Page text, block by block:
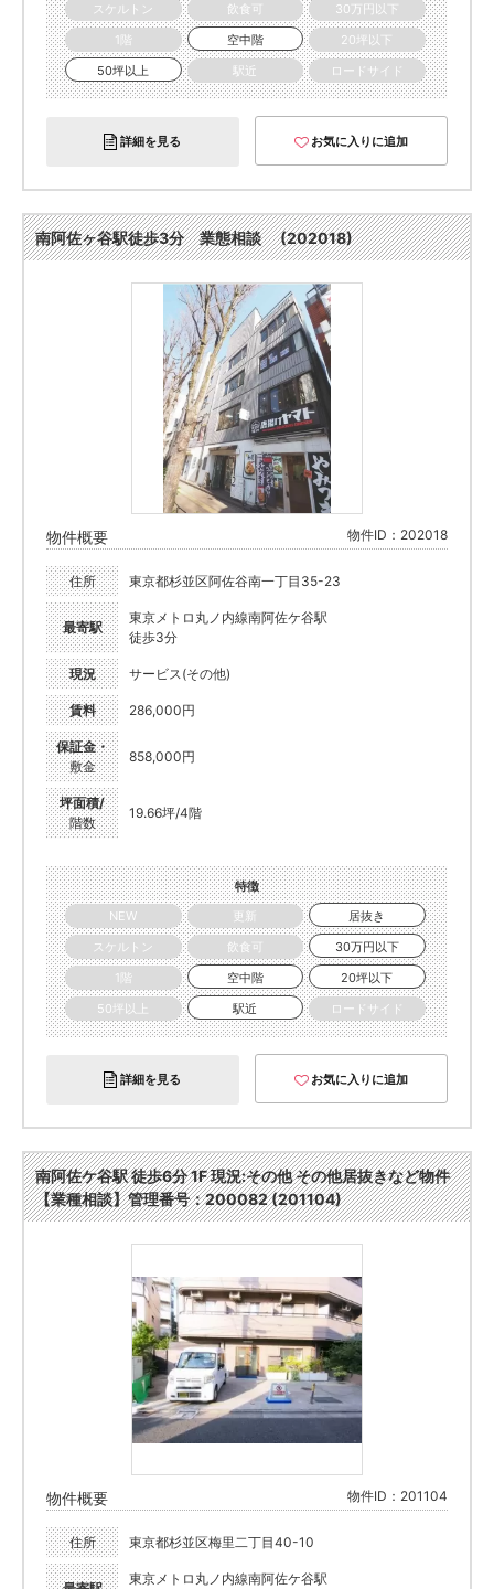
スケルトン
飲食可
30万円以下
1階
空中階
20坪以下
50坪以上
駅近 ロードサイド
詳細を見る お気に入りに追加
南阿佐ヶ谷駅徒歩3分 業態相談 (202018)
物件概要 物件ID：202018
住所 東京都杉並区阿佐谷南一丁目35-23
最寄駅
東京メトロ丸ノ内線南阿佐ケ谷駅
徒歩3分
現況 サービス(その他)
賃料 286,000円
保証金・
敷金
858,000円
坪面積/
階数
19.66坪/4階
特徴
NEW
更新
居抜き
スケルトン
飲食可
30万円以下
1階
空中階
20坪以下
50坪以上
駅近 ロードサイド
詳細を見る お気に入りに追加
南阿佐ケ谷駅 徒歩6分 1F 現況:その他 その他居抜きなど物件
【業種相談】管理番号：200082 (201104)
物件概要 物件ID：201104
住所 東京都杉並区梅里二丁目40-10
東京メトロ丸ノ内線南阿佐ケ谷駅